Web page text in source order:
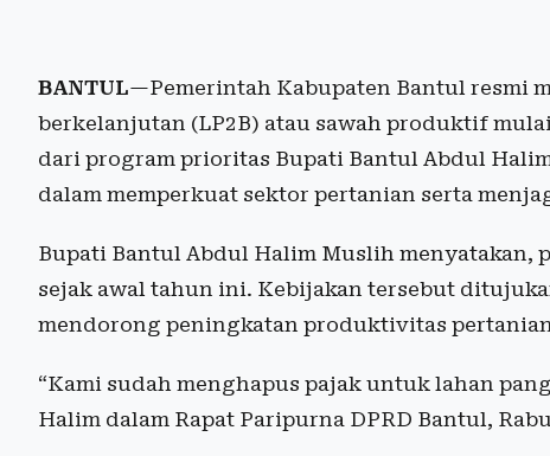
BANTUL—Pemerintah Kabupaten Bantul resmi
berkelanjutan (LP2B) atau sawah produktif
dari program prioritas Bupati Bantul Abdul
dalam memperkuat sektor pertanian serta
Bupati Bantul Abdul Halim Muslih menyatakan,
sejak awal tahun ini. Kebijakan tersebut
mendorong peningkatan produktivitas
“Kami sudah menghapus pajak untuk lahan
Halim dalam Rapat Paripurna DPRD Bantul,